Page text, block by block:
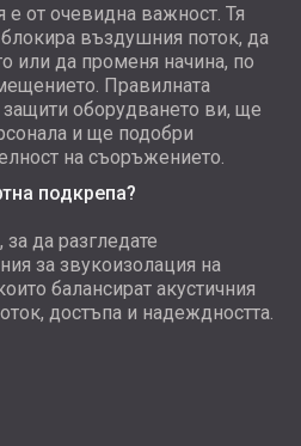
е от очевидна важност. Тя
въздушния поток, да
или да променя начина, по
Правилната
защити оборудването ви, ще
и ще подобри
на съоръжението.
подкрепа?
да разгледате
за звукоизолация на
балансират акустичния
достъпа и надеждността.